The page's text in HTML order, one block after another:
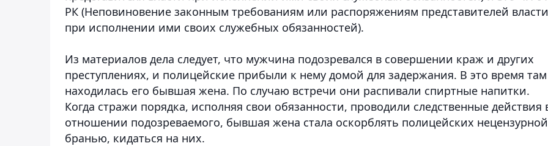
РК (Неповиновение законным требованиям или распоряжениям представителей власти
при исполнении ими своих служебных обязанностей).
Из материалов дела следует, что мужчина подозревался в совершении краж и других
преступлениях, и полицейские прибыли к нему домой для задержания. В это время там
находилась его бывшая жена. По случаю встречи они распивали спиртные напитки.
Когда стражи порядка, исполняя свои обязанности, проводили следственные действия
отношении подозреваемого, бывшая жена стала оскорблять полицейских нецензурной
бранью, кидаться на них.